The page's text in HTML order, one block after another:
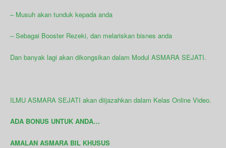
– Musuh akan tunduk kepada anda
– Sebagai Booster Rezeki, dan melariskan bisnes anda
Dan banyak lagi akan dikongsikan dalam Modul ASMARA SEJATI.
ILMU ASMARA SEJATI akan diijazahkan dalam Kelas Online Video.
ADA BONUS UNTUK ANDA…
AMALAN ASMARA BIL KHUSUS